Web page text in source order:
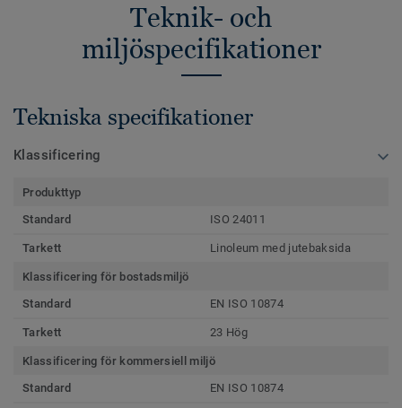
Teknik- och
miljöspecifikationer
Tekniska specifikationer
Klassificering
Produkttyp
Standard
ISO 24011
Tarkett Linoleum med jutebaksida
Klassificering för bostadsmiljö
Standard
EN ISO 10874
Tarkett 23 Hög
Klassificering för kommersiell miljö
Standard
EN ISO 10874